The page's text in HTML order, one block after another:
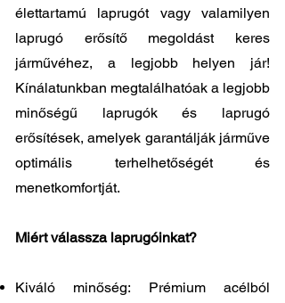
élettartamú laprugót vagy valamilyen
laprugó erősítő megoldást keres
járművéhez, a legjobb helyen jár!
Kínálatunkban megtalálhatóak a legjobb
minőségű laprugók és laprugó
erősítések, amelyek garantálják járműve
optimális terhelhetőségét és
menetkomfortját.
Miért válassza laprugóinkat?
Kiváló minőség: Prémium acélból